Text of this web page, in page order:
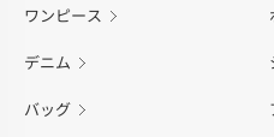
ワンピース
デニム
バッグ